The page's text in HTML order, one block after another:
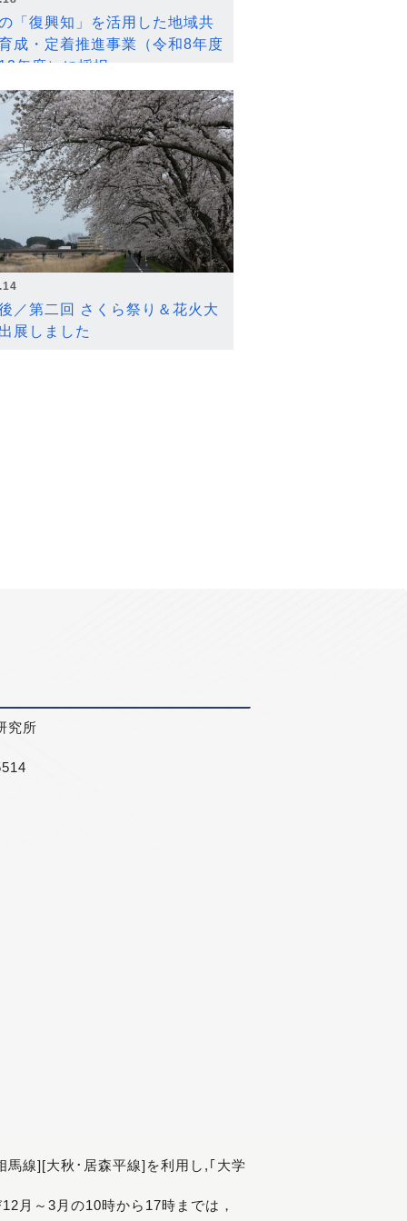
「復興知」を活用した地域共
成・定着推進事業（令和8年度
年度）に採択
／第二回 さくら祭り＆花火大
展しました
究所
線][大秋･居森平線]を利用し,｢大学
月～3月の10時から17時までは，